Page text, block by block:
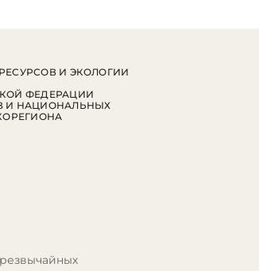
И ЭКОЛОГИИ
ФЕДЕРАЦИИ
И НАЦИОНАЛЬНЫХ